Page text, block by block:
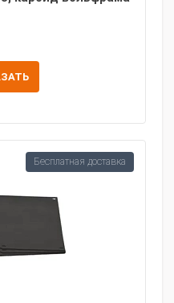
Бесплатная доставка